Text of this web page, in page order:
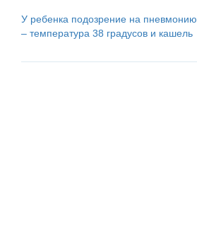
У ребенка подозрение на пневмонию
– температура 38 градусов и кашель